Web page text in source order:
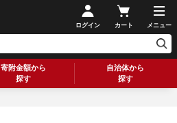
ログイン カート メニュー
寄附金額から
探す
自治体から
探す